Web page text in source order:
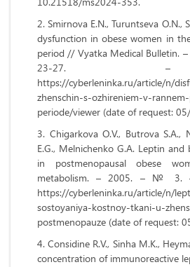
Smirnova E.N., Turuntseva O.N.,
dysfunction in obese women in
period // Vyatka Medical Bulletin.
23-27.
https://cyberleninka.ru/article/n/
zhenschin-s-ozhireniem-v-
periode/viewer (date of request:
Chigarkova O.V., Butrova S.A.,
E.G., Melnichenko G.A. Leptin
in postmenopausal obese
metabolism. – 2005. – № 3.
https://cyberleninka.ru/article/n/
sostoyaniya-kostnoy-tkani-u-
postmenopauze (date of request:
Considine R.V., Sinha M.K.,
concentration of immunoreactive